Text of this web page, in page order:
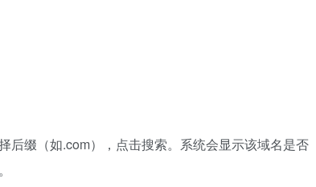
后缀（如.com），点击搜索。系统会显示该域名是否